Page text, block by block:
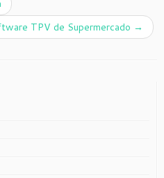
TPV de Supermercado →